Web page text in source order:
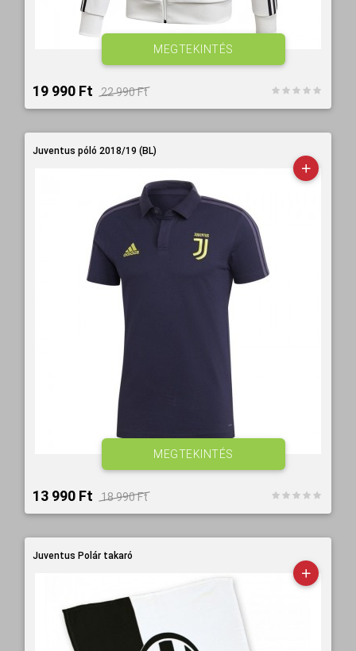
19 990 Ft‎ 22 990 Ft‎
MEGTEKINTÉS
Juventus póló 2018/19 (BL)
13 990 Ft‎ 18 990 Ft‎
MEGTEKINTÉS
Juventus Polár takaró